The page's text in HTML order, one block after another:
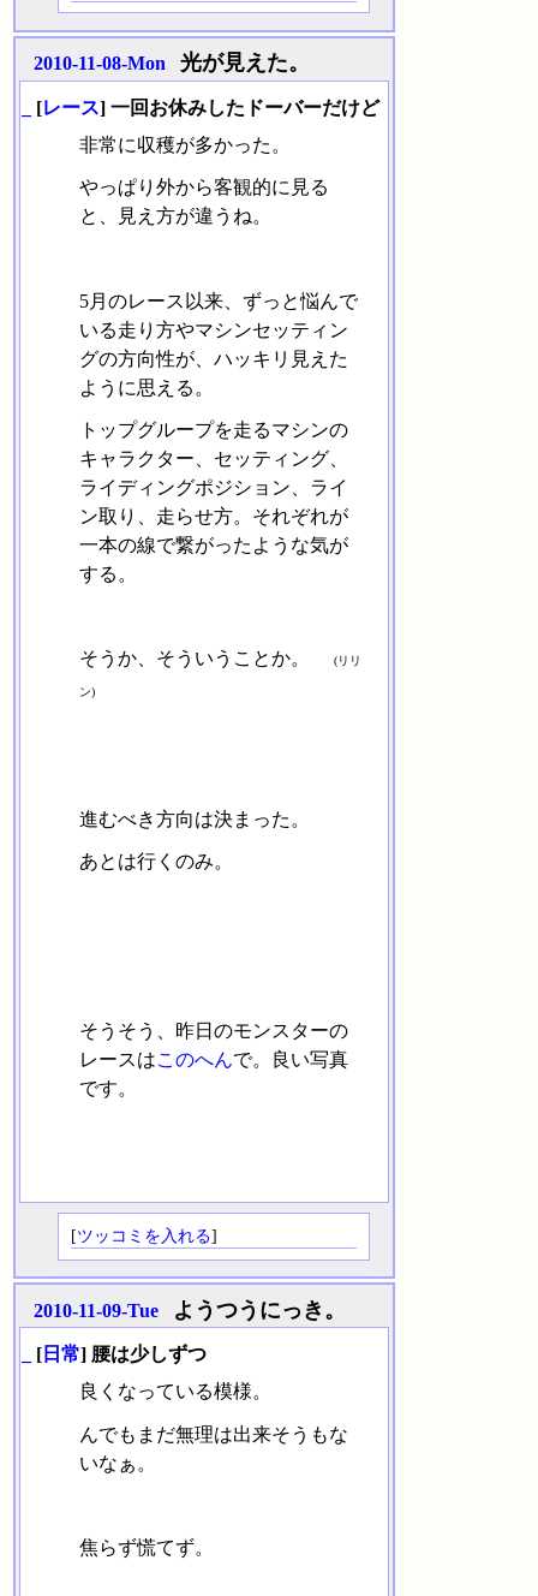
2010-11-08-Mon 光が見えた。
[レース] 一回お休みしたドーバーだけど
非常に収穫が多かった。
やっぱり外から客観的に見る
と、見え方が違うね。
5月のレース以来、ずっと悩んで
いる走り方やマシンセッティン
グの方向性が、ハッキリ見えた
ように思える。
トップグループを走るマシンの
キャラクター、セッティング、
ライディングポジション、ライ
ン取り、走らせ方。それぞれが
一本の線で繋がったような気が
する。
そうか、そういうことか。 (リリ
ン)
進むべき方向は決まった。
あとは行くのみ。
そうそう、昨日のモンスターの
レースはこのへんで。良い写真
です。
[ツッコミを入れる]
2010-11-09-Tue ようつうにっき。
[ 日常] 腰は少しずつ
良くなっている模様。
んでもまだ無理は出来そうもな
いなぁ。
焦らず慌てず。